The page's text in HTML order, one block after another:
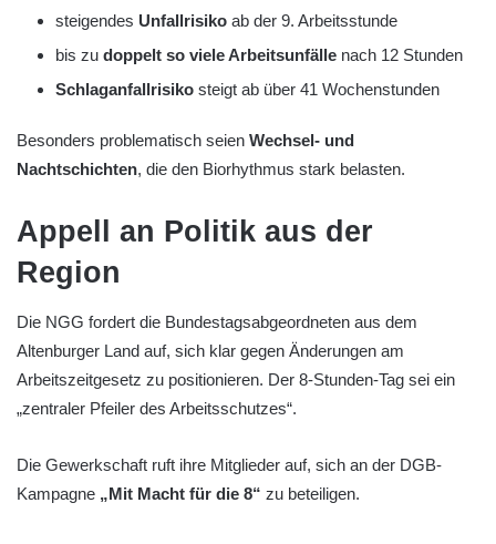
steigendes Unfallrisiko ab der 9. Arbeitsstunde
bis zu doppelt so viele Arbeitsunfälle nach 12 Stunden
Schlaganfallrisiko steigt ab über 41 Wochenstunden
Besonders problematisch seien Wechsel- und
Nachtschichten, die den Biorhythmus stark belasten.
Appell an Politik aus der
Region
Die NGG fordert die Bundestagsabgeordneten aus dem
Altenburger Land auf, sich klar gegen Änderungen am
Arbeitszeitgesetz zu positionieren. Der 8-Stunden-Tag sei ein
„zentraler Pfeiler des Arbeitsschutzes“.
Die Gewerkschaft ruft ihre Mitglieder auf, sich an der DGB-
Kampagne „Mit Macht für die 8“ zu beteiligen.